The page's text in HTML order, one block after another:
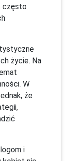
często
życie. Na
W
że
i